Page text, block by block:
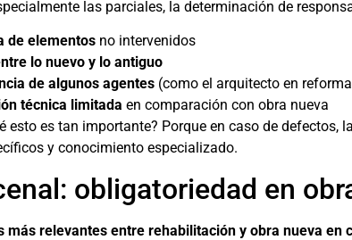
las parciales, la determinación de
de elementos no intervenidos
lo nuevo y lo antiguo
de algunos agentes (como el arquitecto en
técnica limitada en comparación con obra nueva
esto es tan importante? Porque en caso de
y conocimiento especializado.
obligatoriedad en
más relevantes entre rehabilitación y obra nueva en